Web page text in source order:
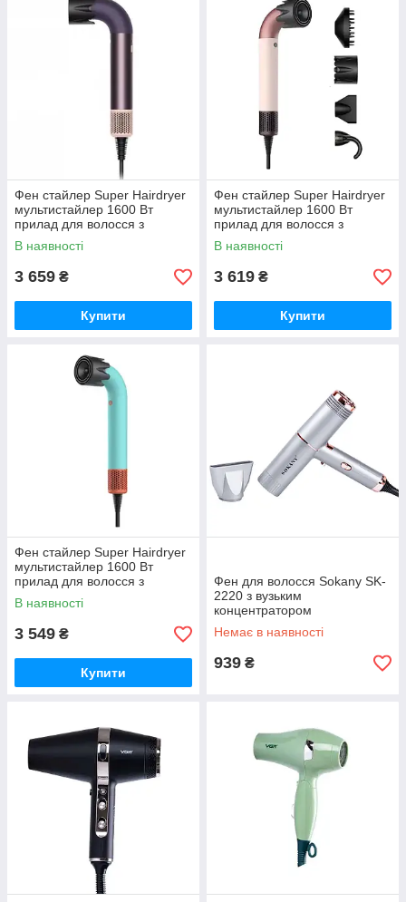
Фен стайлер Super Hairdryer
мультистайлер 1600 Вт
прилад для волосся з
холодним гарячим повітрям
4 насадки Фіолетовий HP-3V
В наявності
3 659 ₴
Купити
Фен стайлер Super Hairdryer
мультистайлер 1600 Вт
прилад для волосся з
холодним гарячим повітрям
4 насадки Рожевий HP-3P
В наявності
3 619 ₴
Купити
Фен стайлер Super Hairdryer
мультистайлер 1600 Вт
прилад для волосся з
холодним гарячим повітрям
4 насадки Блакитний HP-
В наявності
3 549 ₴
Купити
Фен для волосся Sokany SK-
2220 з вузьким
концентратором
Немає в наявності
939 ₴